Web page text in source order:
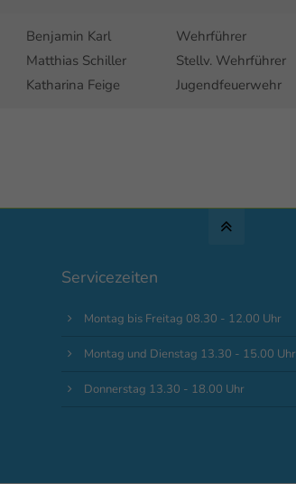
Benjamin Karl
Matthias Schiller
Katharina Feige
Wehrführer
Stellv. Wehrführer
Jugendfeuerwehr
Servicezeiten
Montag bis Freitag 08.30 - 12.00 Uhr
Montag und Dienstag 13.30 - 15.00 Uhr
Donnerstag 13.30 - 18.00 Uhr